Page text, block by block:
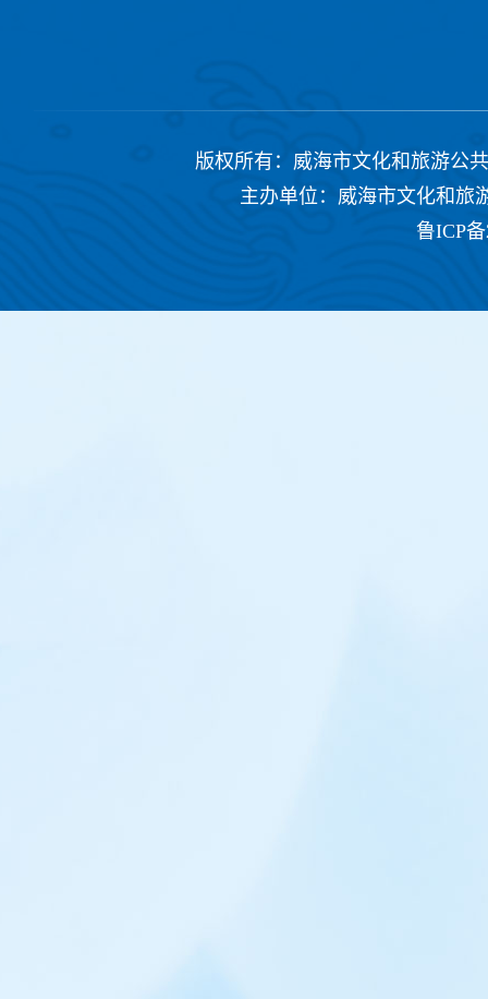
版权所有：威海市文化和旅游公共
主办单位：威海市文化和旅
鲁ICP备